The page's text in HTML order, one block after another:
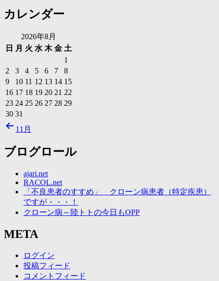
カレンダー
2026年8月
日
月 火 水 木 金 土
1
2
3 4 5 6 7
8
9
10 11 12 13 14 15
16 17 18 19 20 21 22
23 24 25 26 27 28 29
30 31
11月
ブログロール
ajari.net
RACOL.net
「不良患者のすすめ」 クローン病患者（特定疾患）
ですが・・・！
クローン病～陸トトの今日もOPP
META
ログイン
投稿フィード
コメントフィード